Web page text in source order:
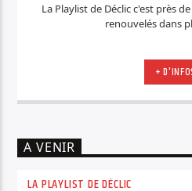
La Playlist de Déclic c'est près de
renouvelés dans
+
A VENIR
LA PLAYLIST DE DÉCLIC